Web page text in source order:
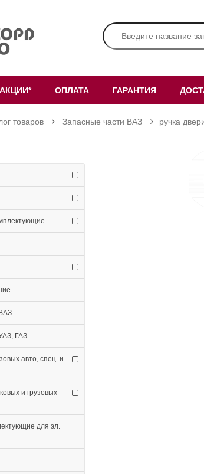
АКЦИИ* ОПЛАТА ГАРАНТИЯ
товаров Запасные части ВАЗ ручка
ГАЗ
авто, спец. и
и грузовых
для эл.